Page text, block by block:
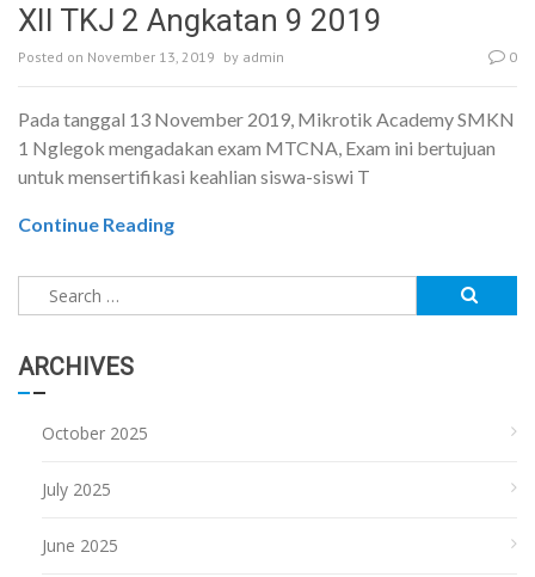
XII TKJ 2 Angkatan 9 2019
Posted on November 13, 2019 by admin 0
Pada tanggal 13 November 2019, Mikrotik Academy SMKN
1 Nglegok mengadakan exam MTCNA, Exam ini bertujuan
untuk mensertifikasi keahlian siswa-siswi T
Continue Reading
Search
for:
ARCHIVES
October 2025
July 2025
June 2025